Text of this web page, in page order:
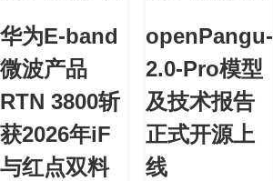
华为E-band
微波产品
RTN 3800斩
获2026年iF
与红点双料
openPangu-
2.0-Pro模型
及技术报告
正式开源上
线